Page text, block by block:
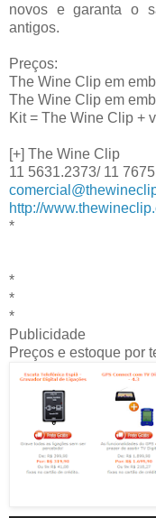
novos e garanta o
antigos.
Preços:
The Wine Clip em
The Wine Clip em
Kit = The Wine Clip +
[+] The Wine Clip
11 5631.2373/ 11
http://
*
*
*
*
Publicidade
Preços e estoque por